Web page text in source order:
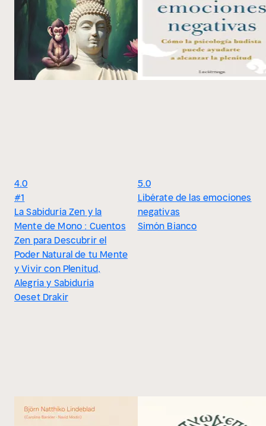
4.0
#1
La Sabiduría Zen y la
Mente de Mono : Cuentos
Zen para Descubrir el
Poder Natural de tu Mente
y Vivir con Plenitud,
Alegría y Sabiduría
Oeset Drakir
5.0
Libérate de las emociones
negativas
Simón Bianco